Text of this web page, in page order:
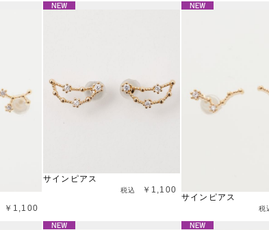
￥1,100
サインピアス
￥1,100
サインピアス